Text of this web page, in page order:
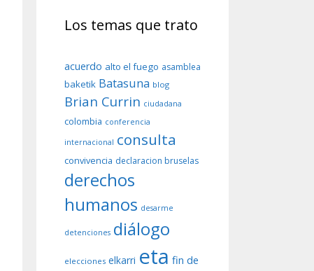
Los temas que trato
acuerdo alto el fuego asamblea
baketik Batasuna blog
Brian Currin ciudadana
colombia conferencia
internacional consulta
convivencia declaracion bruselas
derechos
humanos desarme
detenciones diálogo
elecciones elkarri eta fin de